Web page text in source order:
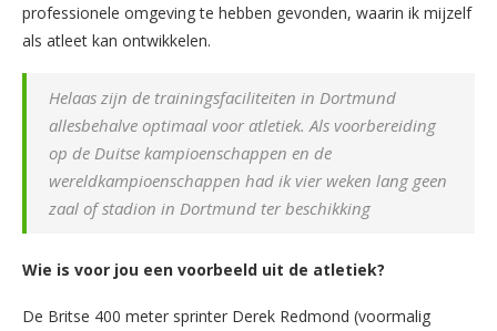
professionele omgeving te hebben gevonden, waarin ik mijzelf
als atleet kan ontwikkelen.
Helaas zijn de trainingsfaciliteiten in Dortmund
allesbehalve optimaal voor atletiek. Als voorbereiding
op de Duitse kampioenschappen en de
wereldkampioenschappen had ik vier weken lang geen
zaal of stadion in Dortmund ter beschikking
Wie is voor jou een voorbeeld uit de atletiek?
De Britse 400 meter sprinter Derek Redmond (voormalig